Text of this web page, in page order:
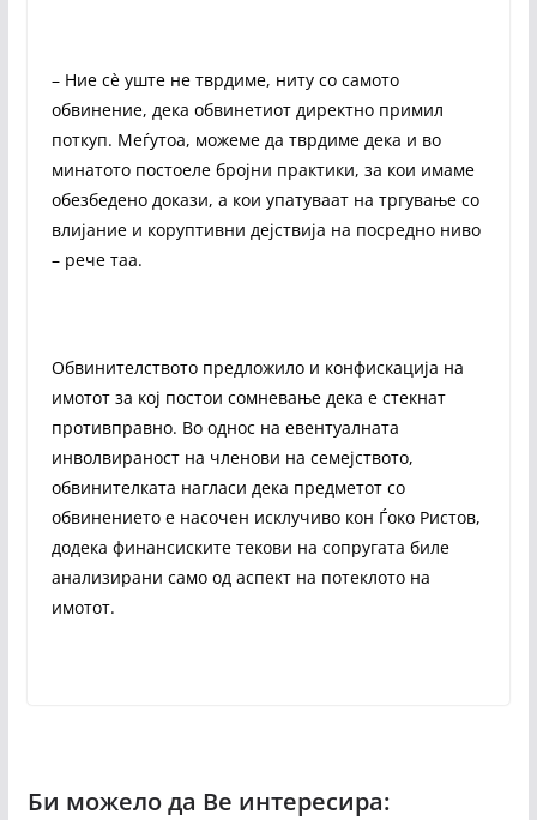
– Ние сѐ уште не тврдиме, ниту со самото
обвинение, дека обвинетиот директно примил
поткуп. Меѓутоа, можеме да тврдиме дека и во
минатото постоеле бројни практики, за кои имаме
обезбедено докази, а кои упатуваат на тргување со
влијание и коруптивни дејствија на посредно ниво
– рече таа.
Обвинителството предложило и конфискација на
имотот за кој постои сомневање дека е стекнат
противправно. Во однос на евентуалната
инволвираност на членови на семејството,
обвинителката нагласи дека предметот со
обвинението е насочен исклучиво кон Ѓоко Ристов,
додека финансиските текови на сопругата биле
анализирани само од аспект на потеклото на
имотот.